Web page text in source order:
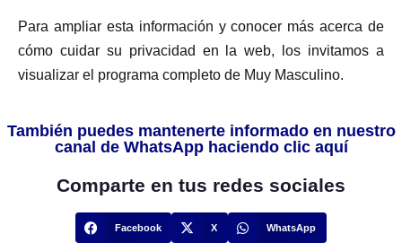
Para ampliar esta información y conocer más acerca de
cómo cuidar su privacidad en la web, los invitamos a
visualizar el programa completo de Muy Masculino.
También puedes mantenerte informado en nuestro
canal de WhatsApp haciendo clic aquí
Comparte en tus redes sociales
Facebook X WhatsApp